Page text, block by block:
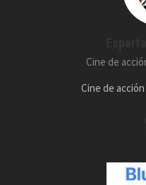
Cine de
Cine de